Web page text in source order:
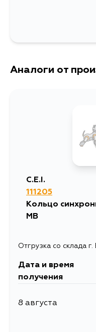
Аналоги от
C.E.I.
111205
Кольцо
MB
Отгрузка со склада
Дата и время
получения
8 августа